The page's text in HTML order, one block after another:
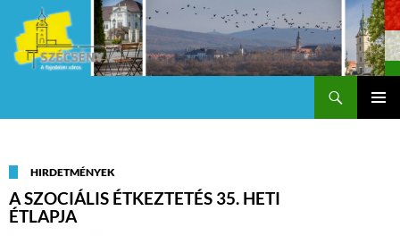
HIRDETMÉNYEK
A SZOCIÁLIS ÉTKEZTETÉS 35. HETI
ÉTLAPJA